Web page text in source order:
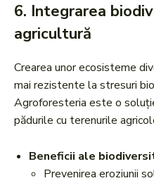
6. Integrarea
agricultură
Crearea unor ecosisteme
mai rezistente la stresuri
Agroforesteria este o
pădurile cu terenurile
Beneficii ale
Prevenirea eroziunii